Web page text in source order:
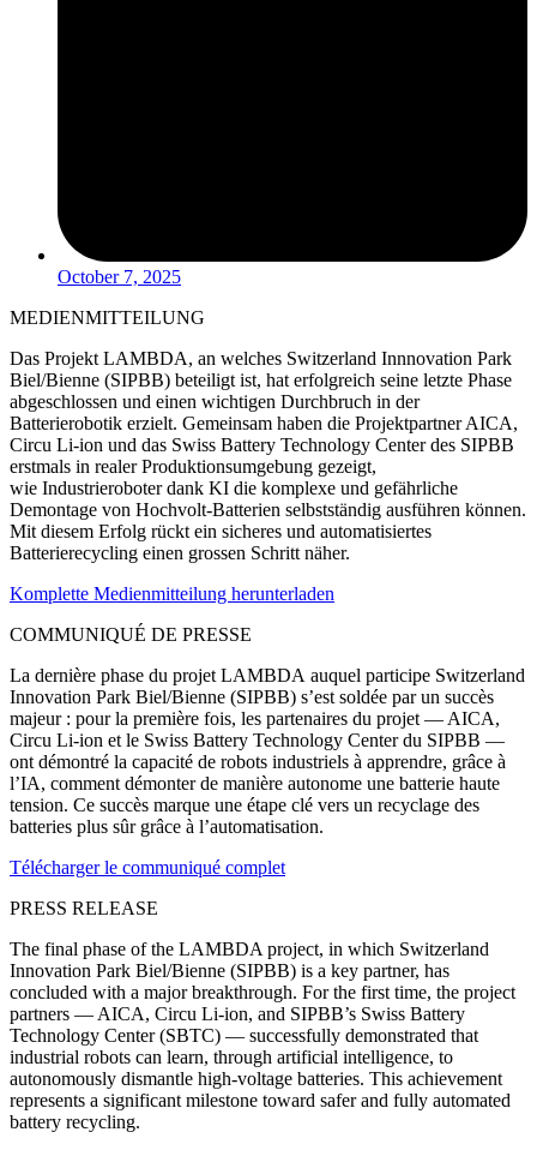
October 7, 2025
MEDIENMITTEILUNG
Das Projekt LAMBDA, an welches Switzerland Innnovation Park
Biel/Bienne (SIPBB) beteiligt ist, hat erfolgreich seine letzte Phase
abgeschlossen und einen wichtigen Durchbruch in der
Batterierobotik erzielt. Gemeinsam haben die Projektpartner AICA,
Circu Li-ion und das Swiss Battery Technology Center des SIPBB
erstmals in realer Produktionsumgebung gezeigt,
wie Industrieroboter dank KI die komplexe und gefährliche
Demontage von Hochvolt-Batterien selbstständig ausführen können.
Mit diesem Erfolg rückt ein sicheres und automatisiertes
Batterierecycling einen grossen Schritt näher.
Komplette Medienmitteilung herunterladen
COMMUNIQUÉ DE PRESSE
La dernière phase du projet LAMBDA auquel participe Switzerland
Innovation Park Biel/Bienne (SIPBB) s’est soldée par un succès
majeur : pour la première fois, les partenaires du projet — AICA,
Circu Li-ion et le Swiss Battery Technology Center du SIPBB —
ont démontré la capacité de robots industriels à apprendre, grâce à
l’IA, comment démonter de manière autonome une batterie haute
tension. Ce succès marque une étape clé vers un recyclage des
batteries plus sûr grâce à l’automatisation.
Télécharger le communiqué complet
PRESS RELEASE
The final phase of the LAMBDA project, in which Switzerland
Innovation Park Biel/Bienne (SIPBB) is a key partner, has
concluded with a major breakthrough. For the first time, the project
partners — AICA, Circu Li-ion, and SIPBB’s Swiss Battery
Technology Center (SBTC) — successfully demonstrated that
industrial robots can learn, through artificial intelligence, to
autonomously dismantle high-voltage batteries. This achievement
represents a significant milestone toward safer and fully automated
battery recycling.